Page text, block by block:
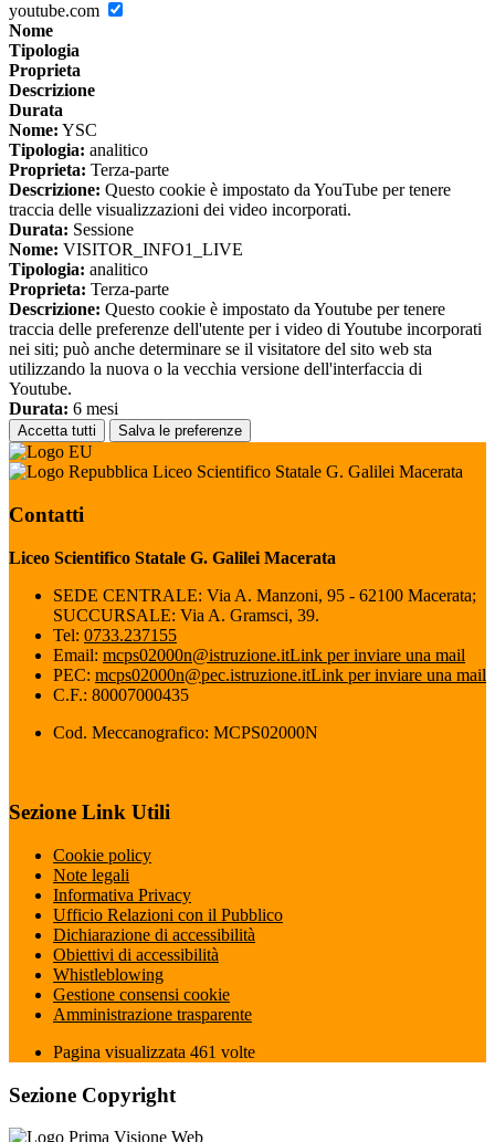
youtube.com
Nome
Tipologia
Proprieta
Descrizione
Durata
Nome: YSC
Tipologia: analitico
Proprieta: Terza-parte
Descrizione: Questo cookie è impostato da YouTube per tenere
traccia delle visualizzazioni dei video incorporati.
Durata: Sessione
Nome: VISITOR_INFO1_LIVE
Tipologia: analitico
Proprieta: Terza-parte
Descrizione: Questo cookie è impostato da Youtube per tenere
traccia delle preferenze dell'utente per i video di Youtube incorporati
nei siti; può anche determinare se il visitatore del sito web sta
utilizzando la nuova o la vecchia versione dell'interfaccia di
Youtube.
Durata: 6 mesi
Accetta tutti Salva le preferenze
Liceo Scientifico Statale G. Galilei Macerata
Contatti
Liceo Scientifico Statale G. Galilei Macerata
SEDE CENTRALE: Via A. Manzoni, 95 - 62100 Macerata;
SUCCURSALE: Via A. Gramsci, 39.
Tel: 0733.237155
Email: mcps02000n@istruzione.itLink per inviare una mail
PEC: mcps02000n@pec.istruzione.itLink per inviare una mail
C.F.: 80007000435
Cod. Meccanografico: MCPS02000N
Sezione Link Utili
Cookie policy
Note legali
Informativa Privacy
Ufficio Relazioni con il Pubblico
Dichiarazione di accessibilità
Obiettivi di accessibilità
Whistleblowing
Gestione consensi cookie
Amministrazione trasparente
Pagina visualizzata 461 volte
Sezione Copyright